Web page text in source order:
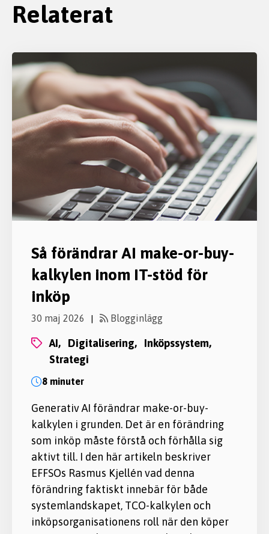
Relaterat
Så förändrar AI make-or-buy-
kalkylen inom IT-stöd för
inköp
30 maj 2026 | Blogginlägg
AI, digitalisering,
inköpssystem,
strategi
8 minuter
Generativ AI förändrar make-or-buy-
kalkylen i grunden. Det är en förändring
som inköp måste förstå och förhålla sig
aktivt till. I den här artikeln beskriver
EFFSOs Rasmus Kjellén vad denna
förändring faktiskt innebär för både
systemlandskapet, TCO-kalkylen och
inköpsorganisationens roll när den köper